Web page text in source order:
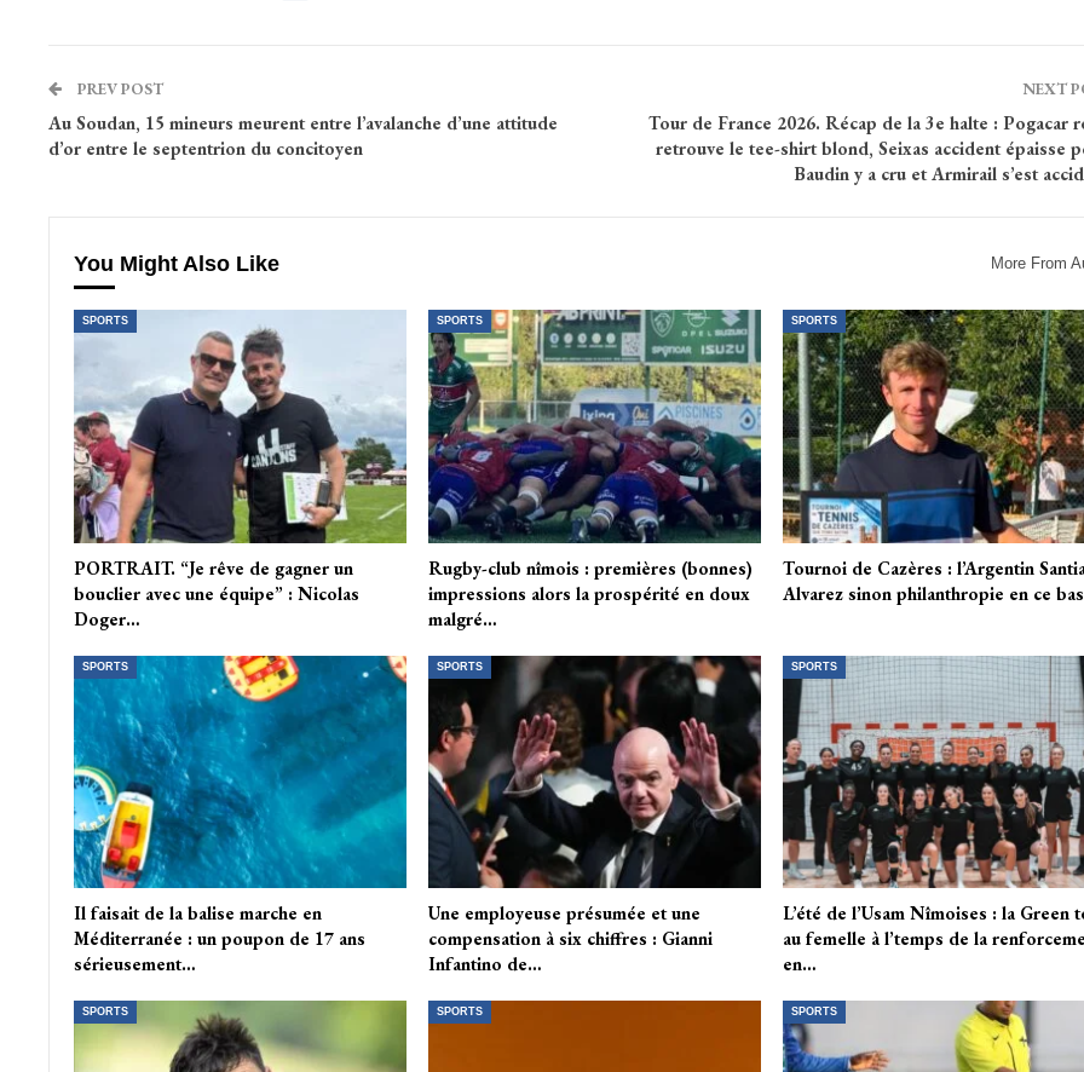
PREV POST
Au Soudan, 15 mineurs meurent entre l’avalanche d’une attitude
d’or entre le septentrion du concitoyen
NEXT
Tour de France 2026. Récap de la 3e halte : Pogacar
retrouve le tee-shirt blond, Seixas accident épaisse
Baudin y a cru et Armirail s’est
You Might Also Like More From
SPORTS
PORTRAIT. “Je rêve de gagner un
bouclier avec une équipe” : Nicolas
Doger…
SPORTS
Rugby-club nîmois : premières (bonnes)
impressions alors la prospérité en doux
malgré…
SPORTS
Tournoi de Cazères : l’Argentin
Alvarez sinon philanthropie en ce
SPORTS
Il faisait de la balise marche en
Méditerranée : un poupon de 17 ans
sérieusement…
SPORTS
Une employeuse présumée et une
compensation à six chiffres : Gianni
Infantino de…
SPORTS
L’été de l’Usam Nîmoises : la Green
au femelle à l’temps de la
en…
SPORTS SPORTS SPORTS